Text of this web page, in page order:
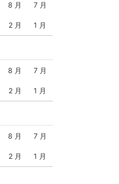
8 月 7 月
2 月 1 月
8 月 7 月
2 月 1 月
8 月 7 月
2 月 1 月